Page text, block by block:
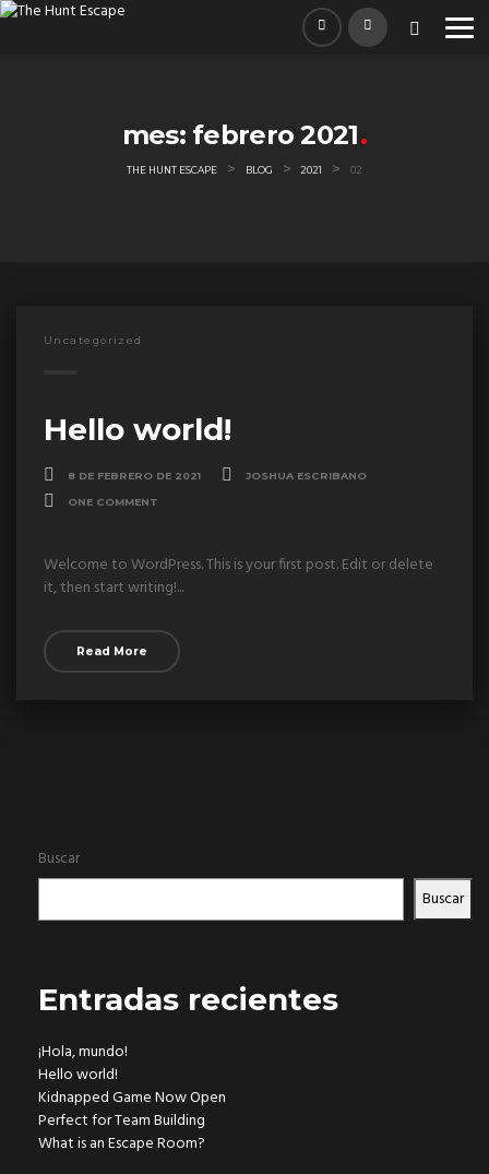
Skip
mes: febrero 2021
THE HUNT ESCAPE > BLOG > 2021 > 02
Uncategorized
Hello world!
8 DE FEBRERO DE 2021 JOSHUA ESCRIBANO
ONE COMMENT
Welcome to WordPress. This is your first post. Edit or delete
it, then start writing!...
Read More
Buscar
Buscar
Entradas recientes
¡Hola, mundo!
Hello world!
Kidnapped Game Now Open
Perfect for Team Building
What is an Escape Room?